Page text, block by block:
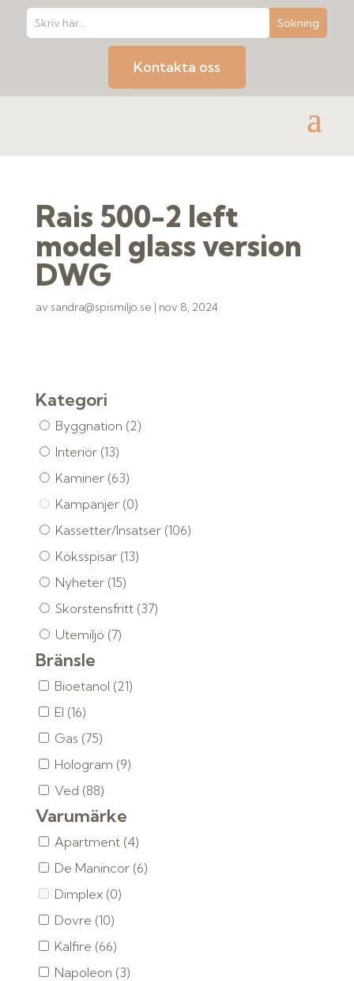
Kontakta oss
Rais 500-2 left
model glass version
DWG
av sandra@spismiljo.se | nov 8, 2024
Kategori
Byggnation (2)
Interiör (13)
Kaminer (63)
Kampanjer (0)
Kassetter/Insatser (106)
Köksspisar (13)
Nyheter (15)
Skorstensfritt (37)
Utemiljö (7)
Bränsle
Bioetanol (21)
El (16)
Gas (75)
Hologram (9)
Ved (88)
Varumärke
Apartment (4)
De Manincor (6)
Dimplex (0)
Dovre (10)
Kalfire (66)
Napoleon (3)